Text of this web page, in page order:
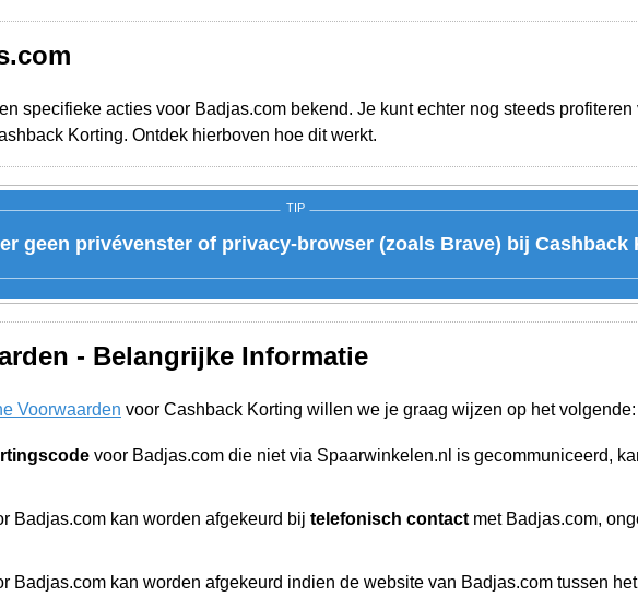
specifieke acties voor Badjas.com bekend. Je kunt echter nog steeds profiteren
Korting. Ontdek hierboven hoe dit werkt.
TIP
geen privévenster of privacy-browser (zoals Brave) bij Cashback
- Belangrijke Informatie
Voorwaarden voor Cashback Korting willen we je graag wijzen op het volgende:
voor Badjas.com die niet via Spaarwinkelen.nl is gecommuniceerd,
Badjas.com kan worden afgekeurd bij telefonisch contact met Badjas.com,
Badjas.com kan worden afgekeurd indien de website van Badjas.com tussen